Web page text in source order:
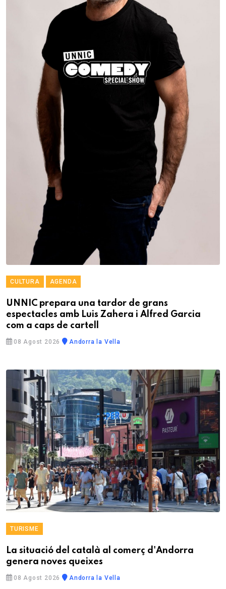
CULTURA AGENDA
UNNIC prepara una tardor de grans
espectacles amb Luis Zahera i Alfred Garcia
com a caps de cartell
08 Agost 2026 Andorra la Vella
TURISME
La situació del català al comerç d'Andorra
genera noves queixes
08 Agost 2026 Andorra la Vella